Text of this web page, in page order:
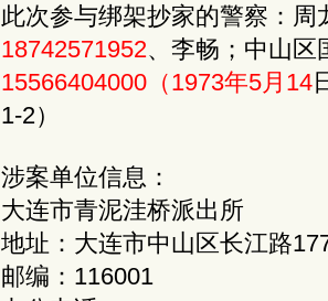
此次参与绑架抄家的警察：周
18742571952、李畅；中山区
15566404000（1973年5月14
1-2）
涉案单位信息：
大连市青泥洼桥派出所
地址：大连市中山区长江路
邮编：116001